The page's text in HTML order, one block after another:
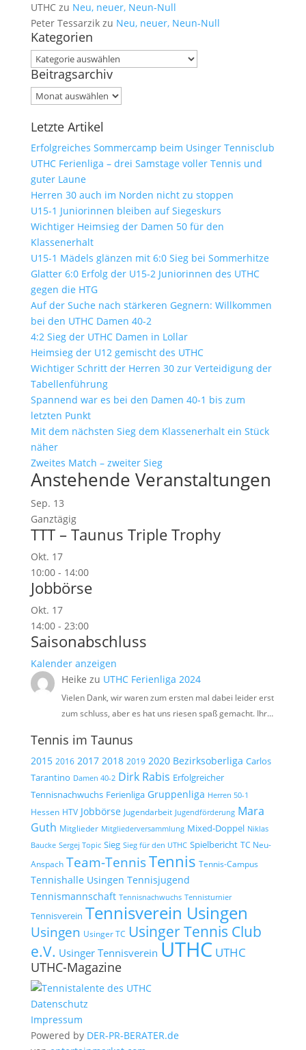
UTHCzu Neu, neuer, Neun-Null
Peter Tessarzikzu Neu, neuer, Neun-Null
Kategorien
Kategorien
Beitragsarchiv
Beitragsarchiv
Letzte Artikel
Erfolgreiches Sommercamp beim Usinger Tennisclub
UTHC Ferienliga – drei Samstage voller Tennis und
guter Laune
Herren 30 auch im Norden nicht zu stoppen
U15-1 Juniorinnen bleiben auf Siegeskurs
Wichtiger Heimsieg der Damen 50 für den
Klassenerhalt
U15-1 Mädels glänzen mit 6:0 Sieg bei Sommerhitze
Glatter 6:0 Erfolg der U15-2 Juniorinnen des UTHC
gegen die HTG
Auf der Suche nach stärkeren Gegnern: Willkommen
bei den UTHC Damen 40-2
4:2 Sieg der UTHC Damen in Lollar
Heimsieg der U12 gemischt des UTHC
Wichtiger Schritt der Herren 30 zur Verteidigung der
Tabellenführung
Spannend war es bei den Damen 40-1 bis zum
letzten Punkt
Mit dem nächsten Sieg dem Klassenerhalt ein Stück
näher
Zweites Match – zweiter Sieg
Anstehende Veranstaltungen
Sep. 13
Ganztägig
TTT – Taunus Triple Trophy
Okt. 17
10:00- 14:00
Jobbörse
Okt. 17
14:00- 23:00
Saisonabschluss
Kalender anzeigen
Heike zu UTHC Ferienliga 2024
Vielen Dank, wir waren zum ersten mal dabei leider erst
zum schluss, aber es hat uns riesen spaß gemacht. Ihr…
Tennis im Taunus
2015 2016 2017 2018 2019 2020 Bezirksoberliga Carlos
Tarantino Damen 40-2 Dirk Rabis Erfolgreicher
Tennisnachwuchs Ferienliga Gruppenliga Herren 50-1
Hessen HTV Jobbörse Jugendarbeit Jugendförderung Mara
Guth Mitglieder Mitgliederversammlung Mixed-Doppel Niklas
Baucke Sergej Topic Sieg Sieg für den UTHC Spielbericht TC Neu-
Anspach Team-TennisTennis Tennis-Campus
Tennishalle Usingen Tennisjugend
Tennismannschaft Tennisnachwuchs Tennisturnier
Tennisverein Tennisverein Usingen
Usingen Usinger TC Usinger Tennis Club
e.V. Usinger Tennisverein UTHC UTHC
UTHC-Magazine
Datenschutz
Impressum
Powered by DER-PR-BERATER.de